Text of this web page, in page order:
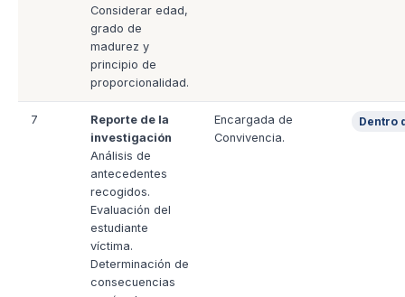
Considerar edad,
grado de
madurez y
principio de
proporcionalidad.
7
Reporte de la
investigación
Análisis de
antecedentes
recogidos.
Evaluación del
estudiante
víctima.
Determinación de
consecuencias
Encargada de
Convivencia.
Dentro